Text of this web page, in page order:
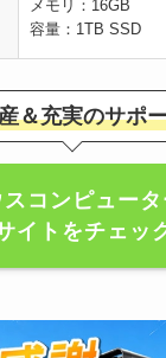
メモリ：16GB
容量：1TB SSD
＆充実のサポ
スコンピュータ
イトをチェッ